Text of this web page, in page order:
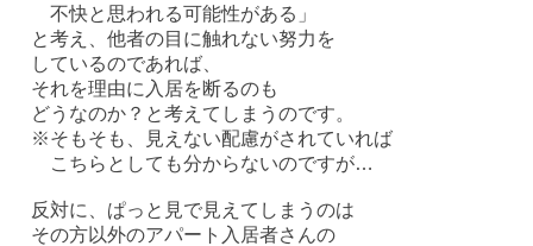
不快と思われる可能性がある」
と考え、他者の目に触れない努力を
しているのであれば、
それを理由に入居を断るのも
どうなのか？と考えてしまうのです。
※そもそも、見えない配慮がされていれば
こちらとしても分からないのですが…
反対に、ぱっと見で見えてしまうのは
その方以外のアパート入居者さんの